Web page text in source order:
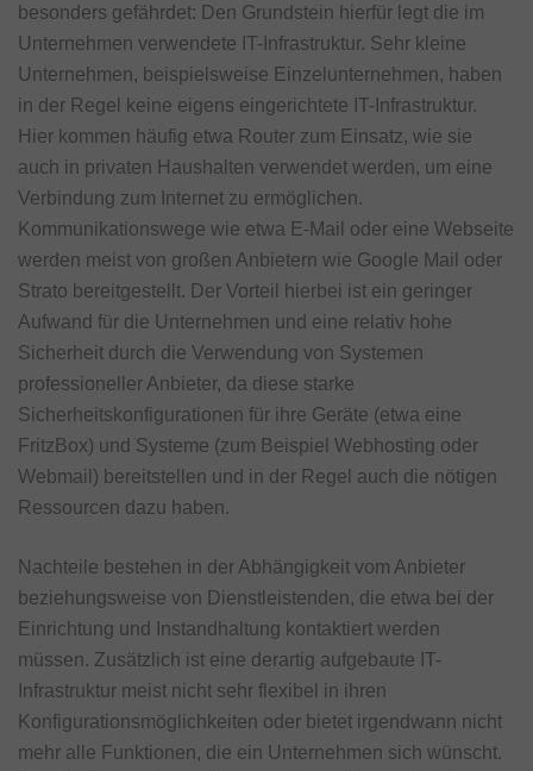
besonders gefährdet: Den Grundstein hierfür legt die im
Unternehmen verwendete IT-Infrastruktur. Sehr kleine
Unternehmen, beispielsweise Einzelunternehmen, haben
in der Regel keine eigens eingerichtete IT-Infrastruktur.
Hier kommen häufig etwa Router zum Einsatz, wie sie
auch in privaten Haushalten verwendet werden, um eine
Verbindung zum Internet zu ermöglichen.
Kommunikationswege wie etwa E-Mail oder eine Webseite
werden meist von großen Anbietern wie Google Mail oder
Strato bereitgestellt. Der Vorteil hierbei ist ein geringer
Aufwand für die Unternehmen und eine relativ hohe
Sicherheit durch die Verwendung von Systemen
professioneller Anbieter, da diese starke
Sicherheitskonfigurationen für ihre Geräte (etwa eine
FritzBox) und Systeme (zum Beispiel Webhosting oder
Webmail) bereitstellen und in der Regel auch die nötigen
Ressourcen dazu haben.
Nachteile bestehen in der Abhängigkeit vom Anbieter
beziehungsweise von Dienstleistenden, die etwa bei der
Einrichtung und Instandhaltung kontaktiert werden
müssen. Zusätzlich ist eine derartig aufgebaute IT-
Infrastruktur meist nicht sehr flexibel in ihren
Konfigurationsmöglichkeiten oder bietet irgendwann nicht
mehr alle Funktionen, die ein Unternehmen sich wünscht.